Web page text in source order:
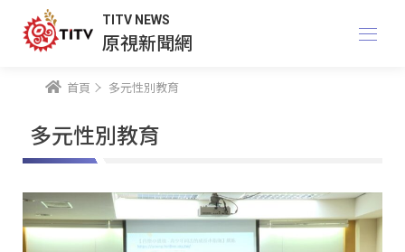
TITV NEWS
原視新聞網
首頁 多元性別教育
多元性別教育